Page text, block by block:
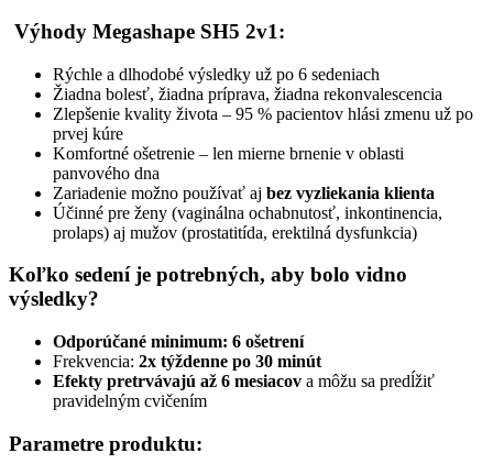
Výhody Megashape SH5 2v1:
Rýchle a dlhodobé výsledky už po 6 sedeniach
Žiadna bolesť, žiadna príprava, žiadna rekonvalescencia
Zlepšenie kvality života – 95 % pacientov hlási zmenu už po
prvej kúre
Komfortné ošetrenie – len mierne brnenie v oblasti
panvového dna
Zariadenie možno používať aj bez vyzliekania klienta
Účinné pre ženy (vaginálna ochabnutosť, inkontinencia,
prolaps) aj mužov (prostatitída, erektilná dysfunkcia)
Koľko sedení je potrebných, aby bolo vidno
výsledky?
Odporúčané minimum: 6 ošetrení
Frekvencia: 2x týždenne po 30 minút
Efekty pretrvávajú až 6 mesiacov a môžu sa predĺžiť
pravidelným cvičením
Parametre produktu: